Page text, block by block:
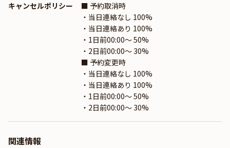
キャンセルポリシー
■ 予約取消時
・当日連絡なし 100%
・当日連絡あり 100%
・1日前00:00〜 50%
・2日前00:00〜 30%
■ 予約変更時
・当日連絡なし 100%
・当日連絡あり 100%
・1日前00:00〜 50%
・2日前00:00〜 30%
関連情報